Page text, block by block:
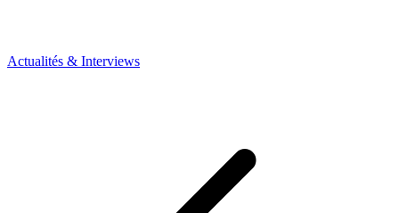
Actualités & Interviews